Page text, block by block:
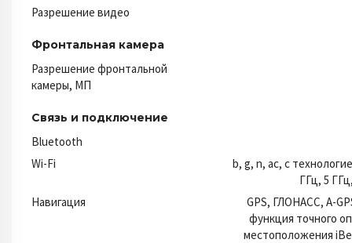
Разрешение видео
Фронтальная камера
Разрешение фронтальной
камеры, МП
Связь и подключение
Bluetooth
Wi-Fi
b, g, n, ac, с
ГГц, 5
Навигация
GPS, ГЛОНАСС, A-
функция точного
местоположения